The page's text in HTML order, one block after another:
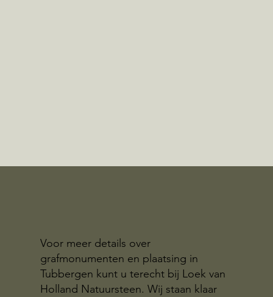
Voor meer details over
grafmonumenten en plaatsing in
Tubbergen kunt u terecht bij Loek van
Holland Natuursteen. Wij staan klaar